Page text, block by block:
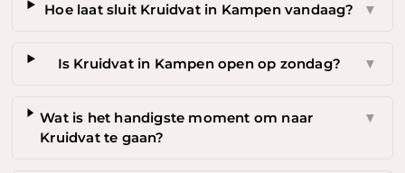
Hoe laat sluit Kruidvat in Kampen vandaag? ▼
Is Kruidvat in Kampen open op zondag? ▼
Wat is het handigste moment om naar
Kruidvat te gaan?
▼